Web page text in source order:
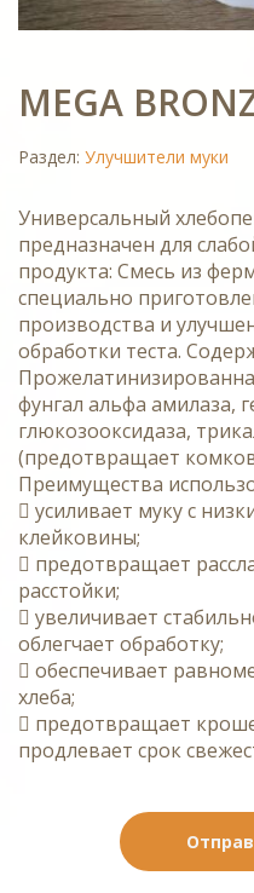
MEGA
Раздел: Улучшители муки
Универсальный
предназначен для
продукта: Смесь из
специально
производства и
обработки теста.
фунгал альфа амилаза,
глюкозооксидаза,
(предотвращает
Преимущества
 усиливает муку с
клейковины;
 предотвращает
расстойки;
 увеличивает
облегчает обработку;
 обеспечивает
хлеба;
 предотвращает
продлевает срок